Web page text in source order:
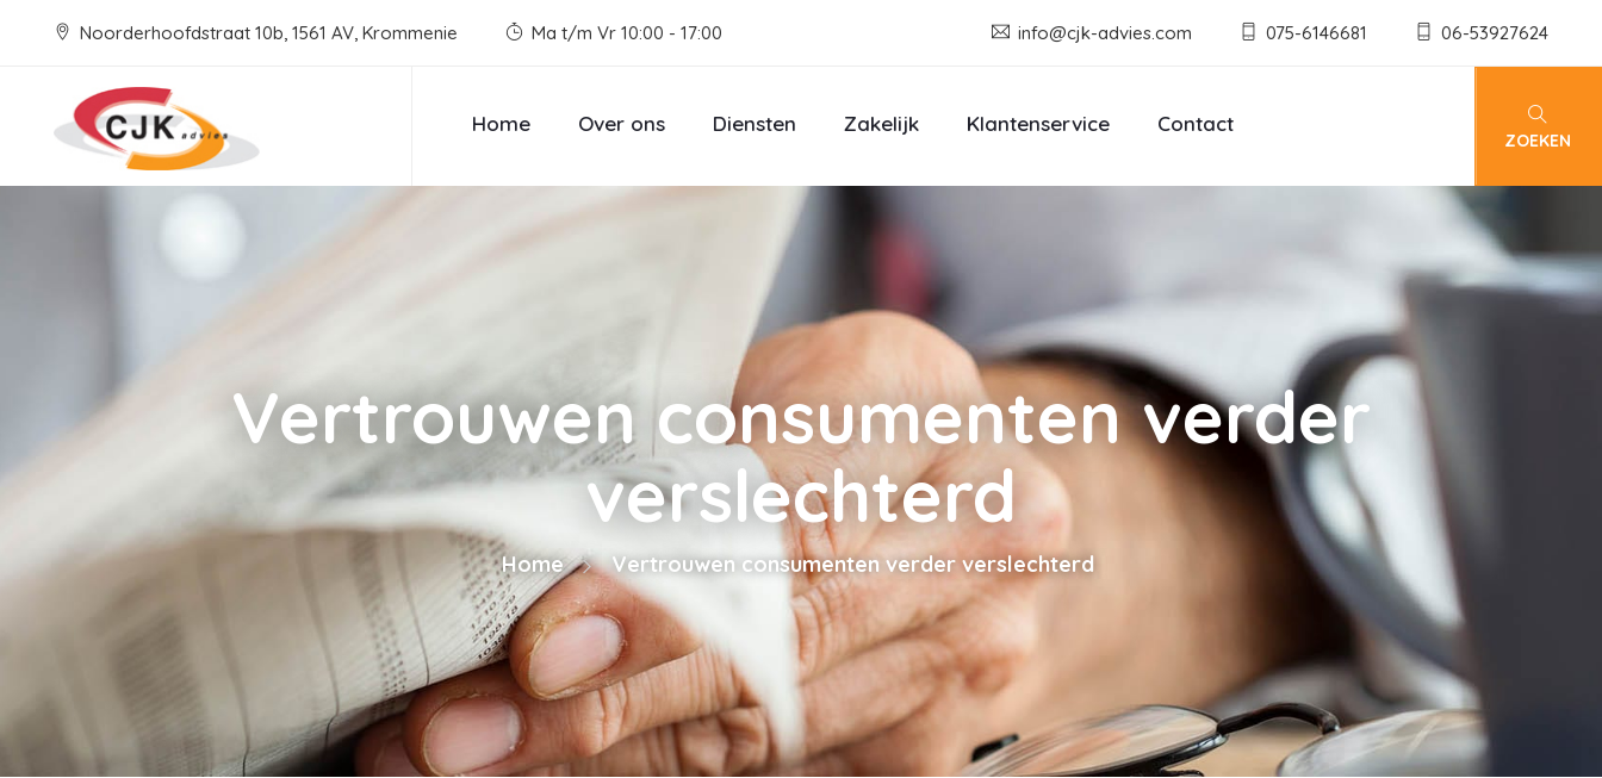
Noorderhoofdstraat 10b, 1561 AV, Krommenie Ma t/m Vr 10:00 - 17:00 info@cjk-advies.com 075-6146681 06-53927624
Home Over ons Diensten Zakelijk Klantenservice Contact
ZOEKEN
Vertrouwen consumenten verder
verslechterd
Home Vertrouwen consumenten verder verslechterd